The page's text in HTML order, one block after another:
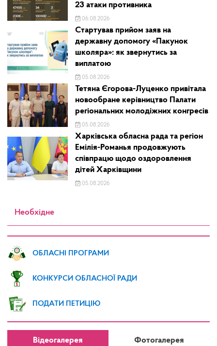
23 атаки противника
06.08.2026
Стартував прийом заяв на
державну допомогу «Пакунок
школяра»: як звернутись за
виплатою
05.08.2026
Тетяна Єгорова-Луценко привітала
новообране керівництво Палати
регіональних молодіжних конгресів
05.08.2026
Харківська обласна рада та регіон
Емілія-Романья продовжують
співпрацю щодо оздоровлення
дітей Харківщини
05.08.2026
Необхідне
ОБЛАСНІ ПРОГРАМИ
КОНКУРСИ ОБЛАСНОЇ РАДИ
ПОДАТИ ПЕТИЦІЮ
Відеогалерея Фотогалерея